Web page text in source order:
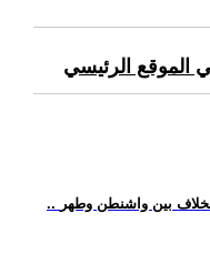
الموقع الرئيسي
بين واشنطن وطهر